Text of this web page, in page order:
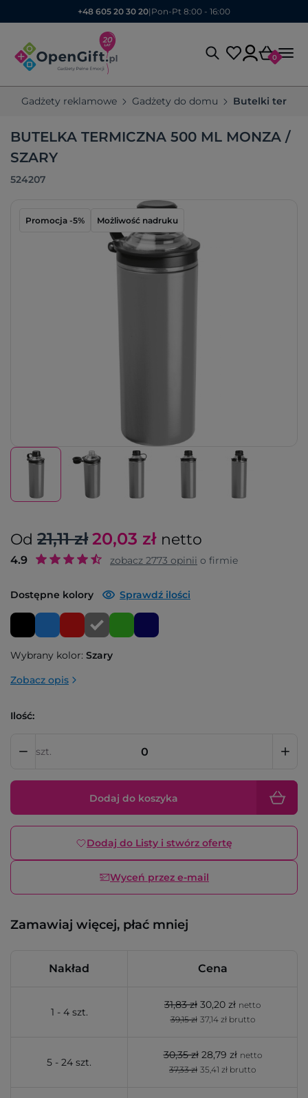
+48 605 20 30 20| Pon-Pt 8:00 - 16:00
0
Gadżety reklamowe Gadżety do domu Butelki
BUTELKA TERMICZNA 500 ML MONZA /
SZARY
524207
Promocja -5% Możliwość nadruku
Od 21,11 zł 20,03 zł netto
4.9 zobacz 2773 opinii o firmie
Dostępne kolory Sprawdź ilości
Wybrany kolor: Szary
Zobacz opis
Ilość:
szt.
Dodaj do koszyka
Dodaj do Listy i stwórz ofertę
Wyceń przez e-mail
Zamawiaj więcej, płać mniej
Nakład Cena
1 - 4 szt.
31,83 zł 30,20 zł netto
39,15 zł 37,14 zł brutto
5 - 24 szt.
30,35 zł 28,79 zł netto
37,33 zł 35,41 zł brutto